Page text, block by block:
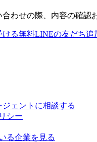
わせの際、内容の確認
ける無料LINEの友だち追
ェントに相談する
シー
る企業を見る